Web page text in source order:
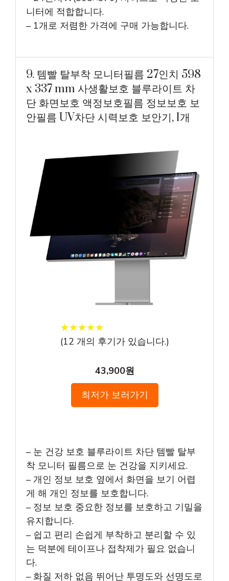
니터에 적합합니다.
– 1개로 저렴한 가격에 구매 가능합니다.
9. 템빨 탈부착 모니터필름 27인치 598
x 337 mm 사생활보호 블루라이트 차
단 화면보호 액정보호필름 정보보호 보
안필름 UV차단 시력보호 보안기, 1개
★★★★★
★★★★★
(12 개의 후기가 있습니다.)
43,900원
최저가 보러가기
– 눈 건강 보호 블루라이트 차단 템빨 탈부
착 모니터 필름으로 눈 건강을 지키세요.
– 개인 정보 보호 옆에서 화면을 보기 어렵
게 해 개인 정보를 보호합니다.
– 정보 보호 중요한 정보를 보호하고 기밀을
유지합니다.
– 쉽고 편리 손쉽게 부착하고 분리할 수 있
는 덕분에 테이프나 접착제가 필요 없습니
다.
– 화질 저하 없음 뛰어난 투명도와 선명도로